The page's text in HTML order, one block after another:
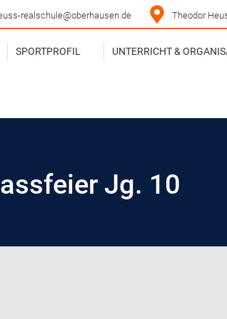
realschule@oberhausen.de Theodor
SPORTPROFIL UNTERRICHT &
Jg. 10
SPORTPROFIL UNTERRICHT &